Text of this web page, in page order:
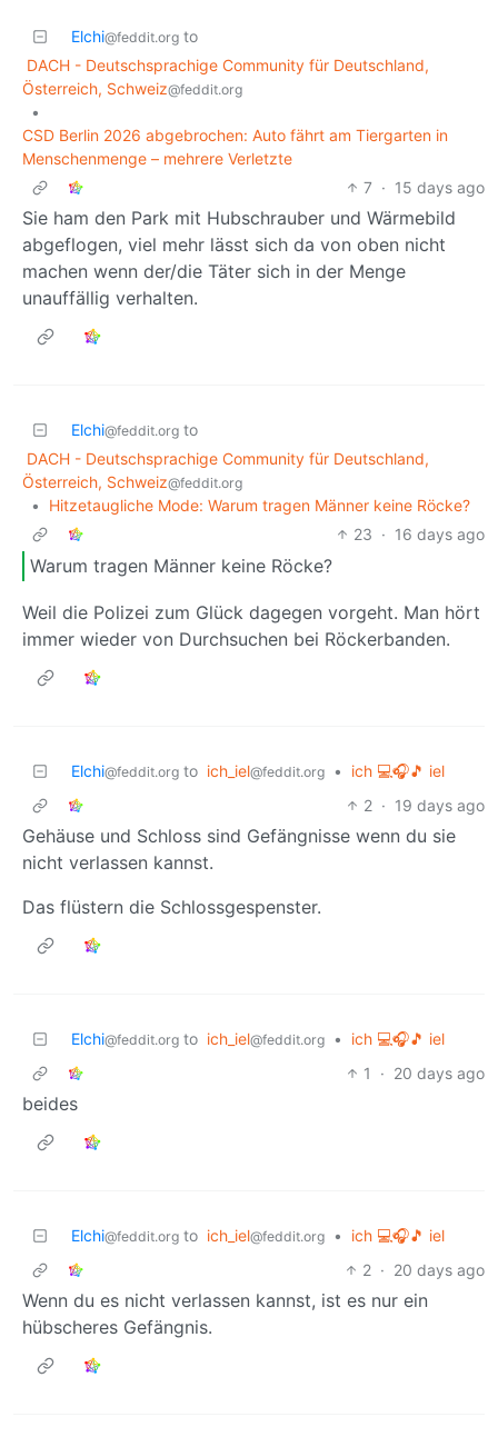
Elchi@feddit.org to
DACH - Deutschsprachige Community für Deutschland,
Österreich, Schweiz@feddit.org
•
CSD Berlin 2026 abgebrochen: Auto fährt am Tiergarten in
Menschenmenge – mehrere Verletzte
7 · 15 days ago
Sie ham den Park mit Hubschrauber und Wärmebild
abgeflogen, viel mehr lässt sich da von oben nicht
machen wenn der/die Täter sich in der Menge
unauffällig verhalten.
Elchi@feddit.org to
DACH - Deutschsprachige Community für Deutschland,
Österreich, Schweiz@feddit.org
•
Hitzetaugliche Mode: Warum tragen Männer keine Röcke?
23 · 16 days ago
Warum tragen Männer keine Röcke?
Weil die Polizei zum Glück dagegen vorgeht. Man hört
immer wieder von Durchsuchen bei Röckerbanden.
Elchi@feddit.org to ich_iel@feddit.org •
ich 💻🎧🎵 iel
2 · 19 days ago
Gehäuse und Schloss sind Gefängnisse wenn du sie
nicht verlassen kannst.
Das flüstern die Schlossgespenster.
Elchi@feddit.org to ich_iel@feddit.org •
ich 💻🎧🎵 iel
1
· 20 days ago
beides
Elchi@feddit.org to ich_iel@feddit.org •
ich 💻🎧🎵 iel
2 · 20 days ago
Wenn du es nicht verlassen kannst, ist es nur ein
hübscheres Gefängnis.